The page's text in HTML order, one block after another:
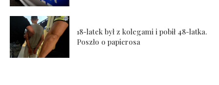
18-latek był z kolegami i pobił 48-latka.
Poszło o papierosa